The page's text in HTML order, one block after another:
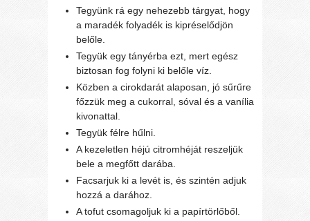
Tegyünk rá egy nehezebb tárgyat, hogy
a maradék folyadék is kipréselődjön
belőle.
Tegyük egy tányérba ezt, mert egész
biztosan fog folyni ki belőle víz.
Közben a cirokdarát alaposan, jó sűrűre
főzzük meg a cukorral, sóval és a vanília
kivonattal.
Tegyük félre hűlni.
A kezeletlen héjú citromhéját reszeljük
bele a megfőtt darába.
Facsarjuk ki a levét is, és szintén adjuk
hozzá a darához.
A tofut csomagoljuk ki a papírtörlőből.